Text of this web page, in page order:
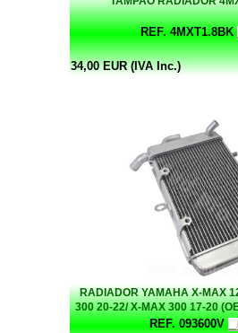
REF. 4MXT1.8BK
34,00 EUR (IVA Inc.)
RADIADOR YAMAHA X-MAX
300 20-22/ X-MAX 300 17-20
REF. 093600V